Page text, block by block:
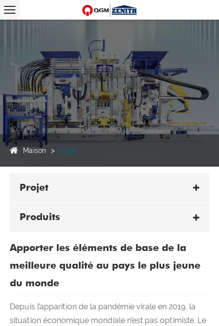
Maison Projet
Projet
Produits
Apporter les éléments de base de la
meilleure qualité au pays le plus jeune
du monde
Depuis l’apparition de la pandémie virale en 2019, la
situation économique mondiale n’est pas optimiste. Le